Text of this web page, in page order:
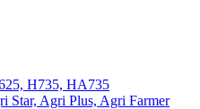
H735, HA735
Star, Agri Plus, Agri Farmer